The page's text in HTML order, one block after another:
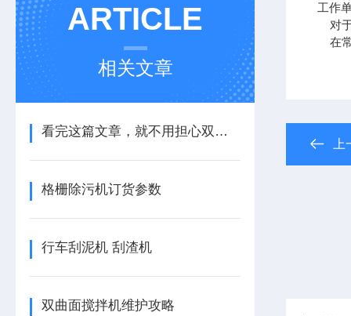
ARTICLE
相关文章
看完这篇文章，就不用担心双曲面搅拌机的安装了
格栅除污机订货参数
行车刮泥机 刮渣机
双曲面搅拌机维护攻略
工作
对于
在常